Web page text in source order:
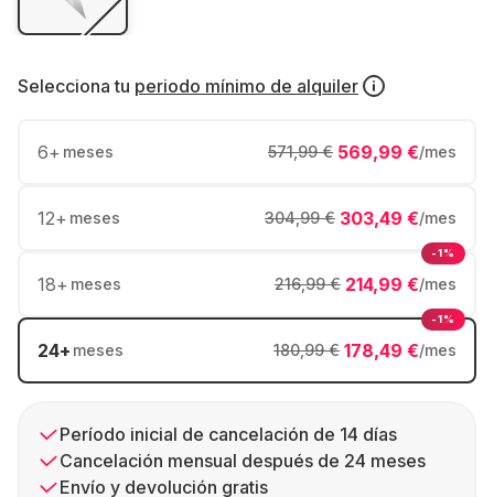
Selecciona tu periodo mínimo de alquiler
6+ meses 569,99 €/mes
571,99 €
12+ meses 303,49 €/mes
304,99 €
18+ meses 214,99 €/mes
216,99 €
-1%
24+ meses 178,49 €/mes
180,99 €
-1%
Período inicial de cancelación de 14 días
Cancelación mensual después de 24 meses
Envío y devolución gratis